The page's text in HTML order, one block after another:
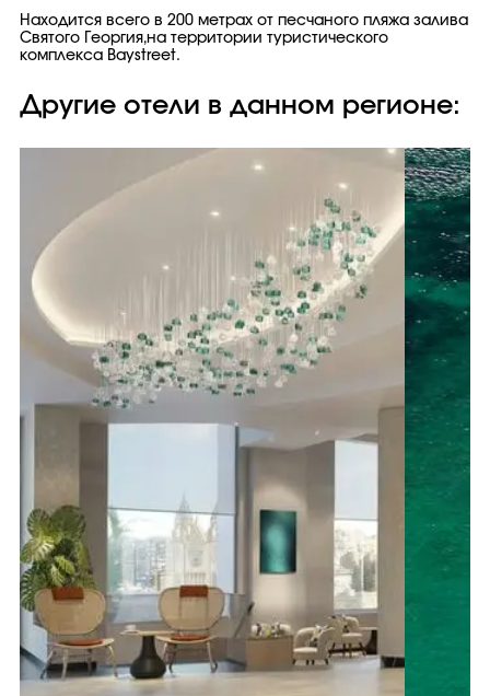
Находится всего в 200 метрах от песчаного пляжа залива
Святого Георгия,на территории туристического
комплекса Baystreet.
Другие отели в данном регионе: